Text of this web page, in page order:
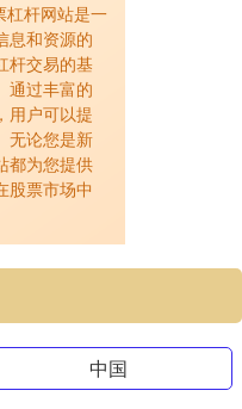
杠杆网站是一
息和资源的
杆交易的基
通过丰富的
用户可以提
无论您是新
都为您提供
股票市场中
中国